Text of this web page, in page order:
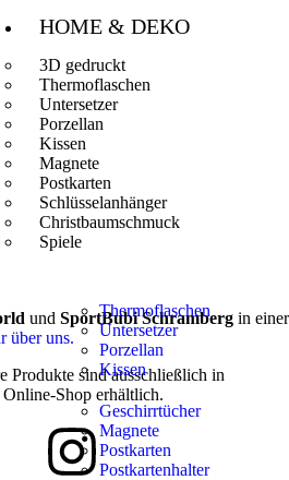
HOME & DEKO
3D gedruckt
Thermoflaschen
Untersetzer
Porzellan
Kissen
Magnete
Postkarten
Schlüsselanhänger
Christbaumschmuck
Spiele
Thermoflaschen
Untersetzer
Porzellan
Kissen
Geschirrtücher
Magnete
Postkarten
Postkartenhalter
und SportBubi Schramberg in einer
über uns.
Produkte sind ausschließlich in
Shop erhältlich.